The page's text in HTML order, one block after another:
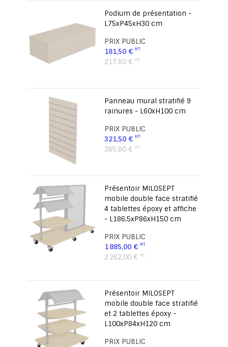
Podium de présentation -
L75xP45xH30 cm
PRIX PUBLIC
181,50 €
217,80 €
Panneau mural stratifié 9
rainures - L60xH100 cm
PRIX PUBLIC
321,50 €
385,80 €
Présentoir MILOSEPT
mobile double face stratifié
4 tablettes époxy et affiche
- L186,5xP86xH150 cm
PRIX PUBLIC
1 885,00 €
2 262,00 €
Présentoir MILOSEPT
mobile double face stratifié
et 2 tablettes époxy -
L100xP84xH120 cm
PRIX PUBLIC